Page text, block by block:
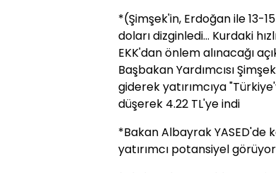
*(Şimşek'in, Erdoğan ile 13-
doları dizginledi... Kurdaki
EKK'dan önlem alınacağı
Başbakan Yardımcısı
giderek yatırımcıya
düşerek 4.22 TL'ye indi
*Bakan Albayrak
yatırımcı potansiyel görüyor